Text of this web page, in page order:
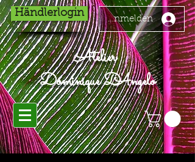
Händlerlogin
Anmelden
Atelier
Dominique D'Angelo